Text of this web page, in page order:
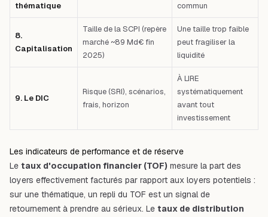
thématique
commun
8.
Capitalisation
Taille de la SCPI (repère
marché ~89 Md€ fin
2025)
Une taille trop faible
peut fragiliser la
liquidité
9. Le DIC
Risque (SRI), scénarios,
frais, horizon
À LIRE
systématiquement
avant tout
investissement
Les indicateurs de performance et de réserve
Le taux d'occupation financier (TOF) mesure la part des
loyers effectivement facturés par rapport aux loyers potentiels :
sur une thématique, un repli du TOF est un signal de
retournement à prendre au sérieux. Le taux de distribution